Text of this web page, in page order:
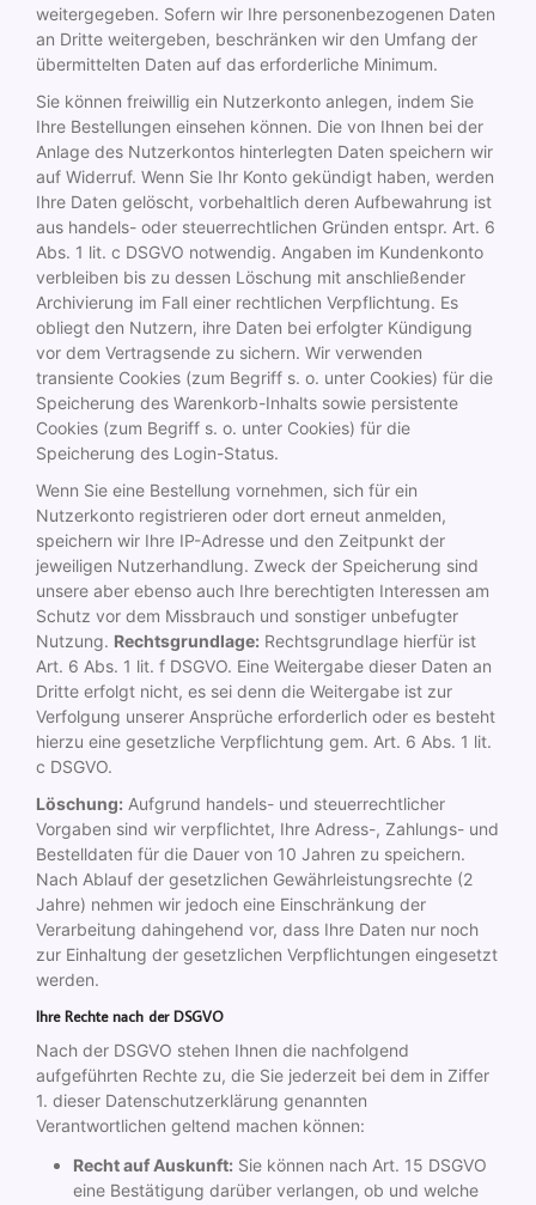
weitergegeben. Sofern wir Ihre personenbezogenen Daten
an Dritte weitergeben, beschränken wir den Umfang der
übermittelten Daten auf das erforderliche Minimum.
Sie können freiwillig ein Nutzerkonto anlegen, indem Sie
Ihre Bestellungen einsehen können. Die von Ihnen bei der
Anlage des Nutzerkontos hinterlegten Daten speichern wir
auf Widerruf. Wenn Sie Ihr Konto gekündigt haben, werden
Ihre Daten gelöscht, vorbehaltlich deren Aufbewahrung ist
aus handels- oder steuerrechtlichen Gründen entspr. Art. 6
Abs. 1 lit. c DSGVO notwendig. Angaben im Kundenkonto
verbleiben bis zu dessen Löschung mit anschließender
Archivierung im Fall einer rechtlichen Verpflichtung. Es
obliegt den Nutzern, ihre Daten bei erfolgter Kündigung
vor dem Vertragsende zu sichern. Wir verwenden
transiente Cookies (zum Begriff s. o. unter Cookies) für die
Speicherung des Warenkorb-Inhalts sowie persistente
Cookies (zum Begriff s. o. unter Cookies) für die
Speicherung des Login-Status.
Wenn Sie eine Bestellung vornehmen, sich für ein
Nutzerkonto registrieren oder dort erneut anmelden,
speichern wir Ihre IP-Adresse und den Zeitpunkt der
jeweiligen Nutzerhandlung. Zweck der Speicherung sind
unsere aber ebenso auch Ihre berechtigten Interessen am
Schutz vor dem Missbrauch und sonstiger unbefugter
Nutzung. Rechtsgrundlage: Rechtsgrundlage hierfür ist
Art. 6 Abs. 1 lit. f DSGVO. Eine Weitergabe dieser Daten an
Dritte erfolgt nicht, es sei denn die Weitergabe ist zur
Verfolgung unserer Ansprüche erforderlich oder es besteht
hierzu eine gesetzliche Verpflichtung gem. Art. 6 Abs. 1 lit.
c DSGVO.
Löschung: Aufgrund handels- und steuerrechtlicher
Vorgaben sind wir verpflichtet, Ihre Adress-, Zahlungs- und
Bestelldaten für die Dauer von 10 Jahren zu speichern.
Nach Ablauf der gesetzlichen Gewährleistungsrechte (2
Jahre) nehmen wir jedoch eine Einschränkung der
Verarbeitung dahingehend vor, dass Ihre Daten nur noch
zur Einhaltung der gesetzlichen Verpflichtungen eingesetzt
werden.
Ihre Rechte nach der DSGVO
Nach der DSGVO stehen Ihnen die nachfolgend
aufgeführten Rechte zu, die Sie jederzeit bei dem in Ziffer
1. dieser Datenschutzerklärung genannten
Verantwortlichen geltend machen können:
Recht auf Auskunft: Sie können nach Art. 15 DSGVO
eine Bestätigung darüber verlangen, ob und welche